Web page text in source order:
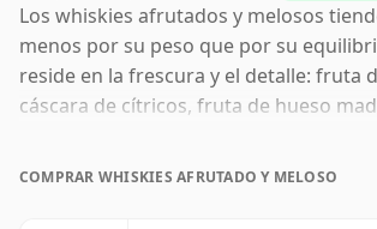
Los whiskies afrutados y melosos
menos por su peso que por su
reside en la frescura y el detalle: fruta
cáscara de cítricos, fruta de hueso
y roble delicado. Son whiskies que se
COMPRAR WHISKIES AFRUTADO Y MELOSO